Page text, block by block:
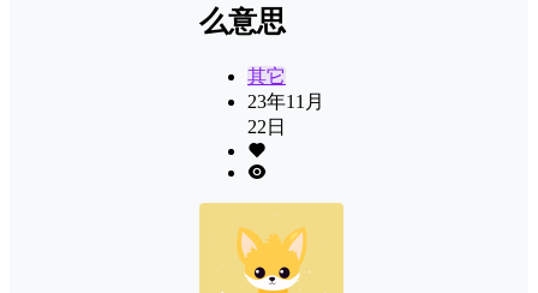
么意思
其它
23年11月
22日